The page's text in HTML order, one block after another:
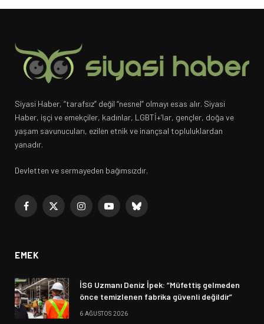
Siyasi Haber, “tarafsız” değil “nesnel” olmayı esas alır. Siyasi
Haber, işçi ve emekçiler, kadınlar, LGBTİ+’lar, gençler, doğa ve
yaşam savunucuları, ezilen etnik ve inançsal topluluklardan
yanadır.
Devletten ve sermayeden bağımsızdır.
Facebook
X
InstagramYouTubeBluesky
EMEK
İSG Uzmanı Deniz İpek: “Müfettiş gelmeden
önce temizlenen fabrika güvenli değildir”
6 AĞUSTOS 2026